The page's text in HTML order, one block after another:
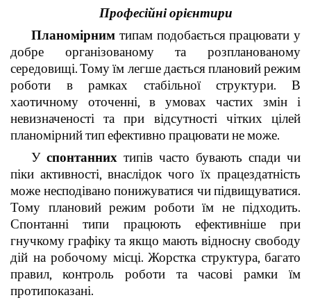
Професійні орієнтири
Планомірним типам подобається працювати у
добре організованому та розпланованому
середовищі. Тому їм легше дається плановий режим
роботи в рамках стабільної структури. В
хаотичному оточенні, в умовах частих змін і
невизначеності та при відсутності чітких цілей
планомірний тип ефективно працювати не може.
У спонтанних типів часто бувають спади чи
піки активності, внаслідок чого їх працездатність
може несподівано понижуватися чи підвищуватися.
Тому плановий режим роботи їм не підходить.
Спонтанні типи працюють ефективніше при
гнучкому графіку та якщо мають відносну свободу
дій на робочому місці. Жорстка структура, багато
правил, контроль роботи та часові рамки їм
протипоказані.